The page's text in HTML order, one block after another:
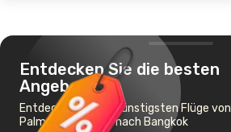
Entdecken Sie die besten
Angebote
Entdecken Sie die günstigsten Flüge von
Palma de Mallorca nach Bangkok